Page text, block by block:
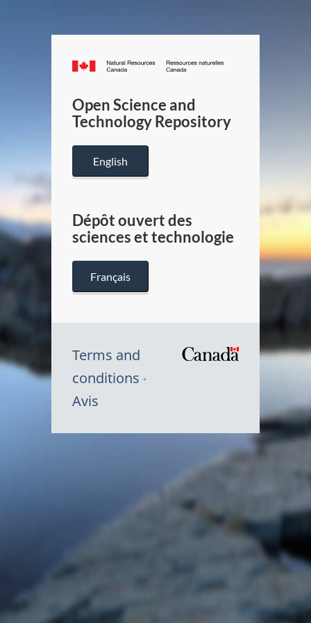
Canada.ca
/
Canada
Open Science and
Technology Repository
English
Dépôt ouvert des
sciences et technologie
Français
Terms and
conditions
Avis
du